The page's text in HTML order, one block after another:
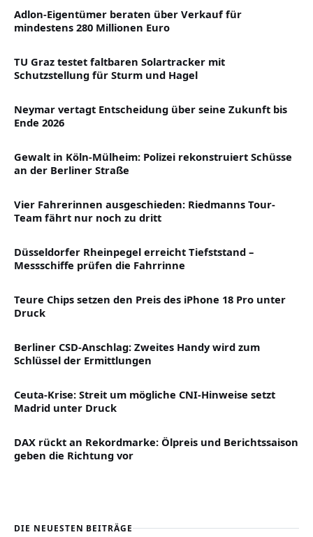
Adlon-Eigentümer beraten über Verkauf für
mindestens 280 Millionen Euro
TU Graz testet faltbaren Solartracker mit
Schutzstellung für Sturm und Hagel
Neymar vertagt Entscheidung über seine Zukunft bis
Ende 2026
Gewalt in Köln-Mülheim: Polizei rekonstruiert Schüsse
an der Berliner Straße
Vier Fahrerinnen ausgeschieden: Riedmanns Tour-
Team fährt nur noch zu dritt
Düsseldorfer Rheinpegel erreicht Tiefststand –
Messschiffe prüfen die Fahrrinne
Teure Chips setzen den Preis des iPhone 18 Pro unter
Druck
Berliner CSD-Anschlag: Zweites Handy wird zum
Schlüssel der Ermittlungen
Ceuta-Krise: Streit um mögliche CNI-Hinweise setzt
Madrid unter Druck
DAX rückt an Rekordmarke: Ölpreis und Berichtssaison
geben die Richtung vor
DIE NEUESTEN BEITRÄGE